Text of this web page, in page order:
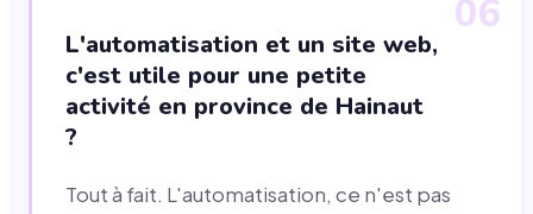
06
L'automatisation et un site web,
c'est utile pour une petite
activité en province de Hainaut
?
Tout à fait. L'automatisation, ce n'est pas